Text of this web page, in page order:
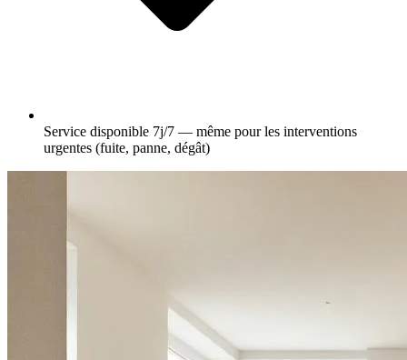
Service disponible 7j/7 — même pour les interventions
urgentes (fuite, panne, dégât)